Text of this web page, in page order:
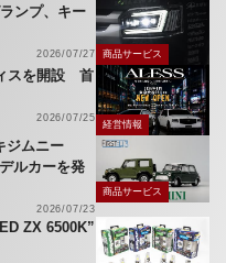
ンプ、キー
2026/07/27 商品サービス
スを開設 首
2026/07/25
経営情報
ジムニー
ルカーを発
2026/07/23
商品サービス
ZX 6500K”